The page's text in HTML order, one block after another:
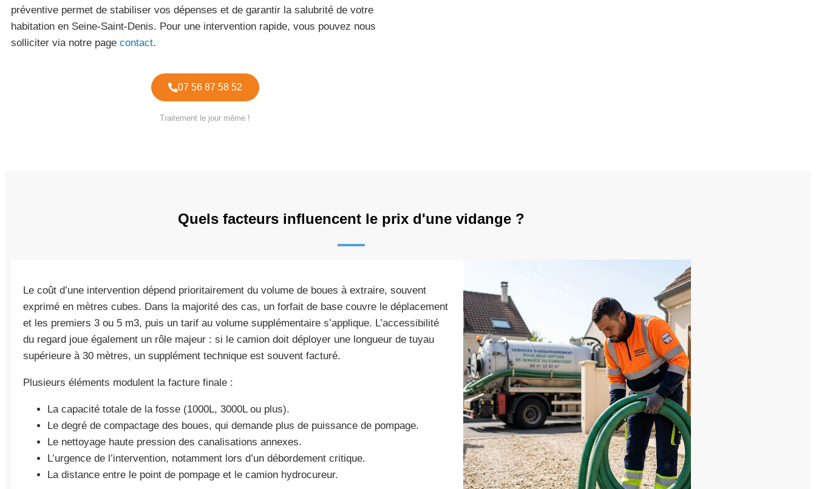
préventive permet de stabiliser vos dépenses et de garantir la salubrité de votre
habitation en Seine-Saint-Denis. Pour une intervention rapide, vous pouvez nous
solliciter via notre page contact.
07 56 87 58 52
Traitement le jour même !
Quels facteurs influencent le prix d'une vidange ?
Le coût d’une intervention dépend prioritairement du volume de boues à extraire, souvent
exprimé en mètres cubes. Dans la majorité des cas, un forfait de base couvre le déplacement
et les premiers 3 ou 5 m3, puis un tarif au volume supplémentaire s’applique. L’accessibilité
du regard joue également un rôle majeur : si le camion doit déployer une longueur de tuyau
supérieure à 30 mètres, un supplément technique est souvent facturé.
Plusieurs éléments modulent la facture finale :
La capacité totale de la fosse (1000L, 3000L ou plus).
Le degré de compactage des boues, qui demande plus de puissance de pompage.
Le nettoyage haute pression des canalisations annexes.
L’urgence de l’intervention, notamment lors d’un débordement critique.
La distance entre le point de pompage et le camion hydrocureur.